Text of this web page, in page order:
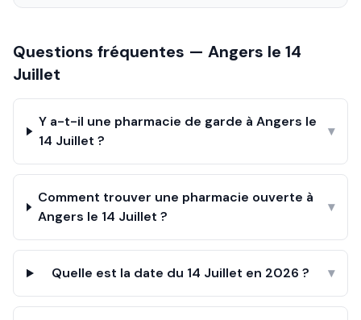
Questions fréquentes — Angers le 14
Juillet
Y a-t-il une pharmacie de garde à Angers le
14 Juillet ?
▾
Comment trouver une pharmacie ouverte à
Angers le 14 Juillet ?
▾
Quelle est la date du 14 Juillet en 2026 ? ▾